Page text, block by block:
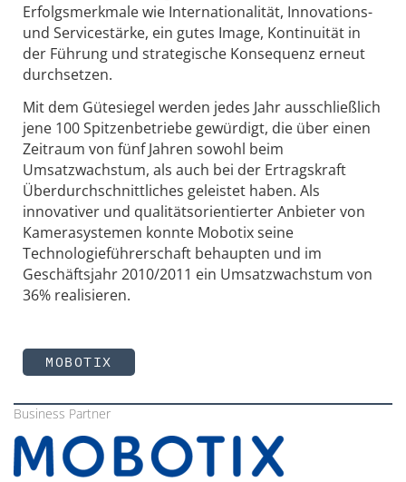
Erfolgsmerkmale wie Internationalität, Innovations-
und Servicestärke, ein gutes Image, Kontinuität in
der Führung und strategische Konsequenz erneut
durchsetzen.
Mit dem Gütesiegel werden jedes Jahr ausschließlich
jene 100 Spitzenbetriebe gewürdigt, die über einen
Zeitraum von fünf Jahren sowohl beim
Umsatzwachstum, als auch bei der Ertragskraft
Überdurchschnittliches geleistet haben. Als
innovativer und qualitätsorientierter Anbieter von
Kamerasystemen konnte Mobotix seine
Technologieführerschaft behaupten und im
Geschäftsjahr 2010/2011 ein Umsatzwachstum von
36% realisieren.
MOBOTIX
Business Partner